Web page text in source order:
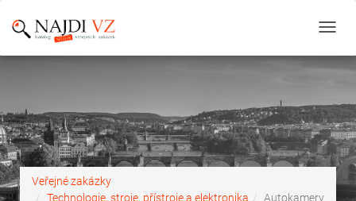
Veřejné zakázky
Technologie, stroje, přístroje a elektronika
Autokamery